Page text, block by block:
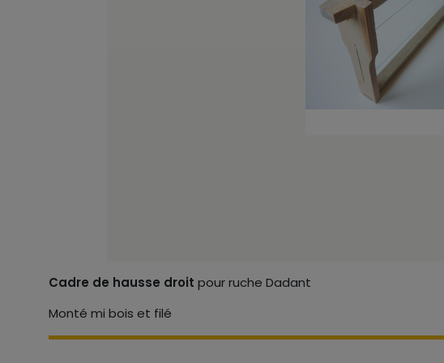
Cadre de hausse droit pour ruche Dadant
Monté mi bois et filé